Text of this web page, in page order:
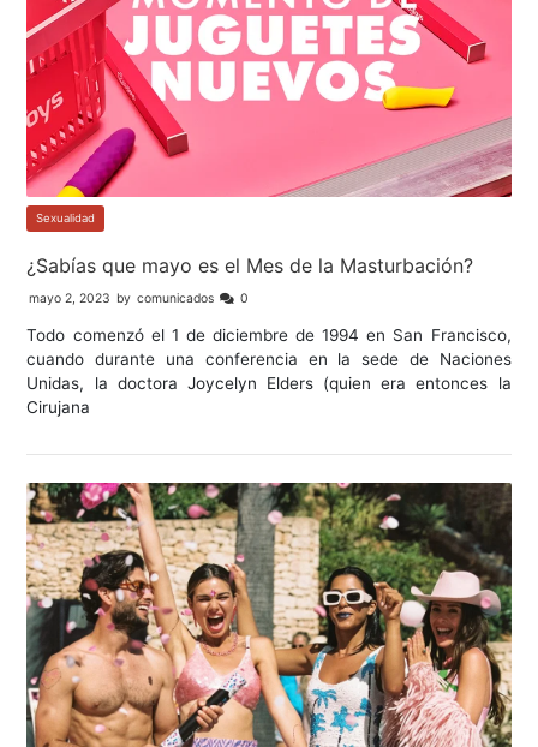
Sexualidad
¿Sabías que mayo es el Mes de la Masturbación?
mayo 2, 2023 by comunicados 0
Todo comenzó el 1 de diciembre de 1994 en San Francisco,
cuando durante una conferencia en la sede de Naciones
Unidas, la doctora Joycelyn Elders (quien era entonces la
Cirujana